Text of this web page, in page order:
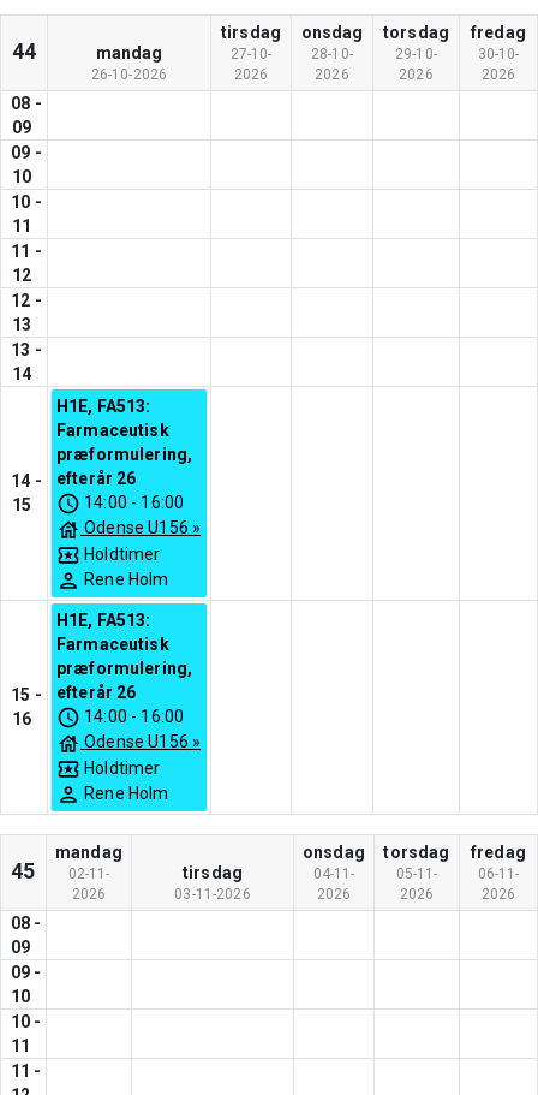
44 mandag
26-10-2026
tirsdag
27-10-
2026
onsdag
28-10-
2026
torsdag
29-10-
2026
fredag
30-10-
2026
08 -
09
09 -
10
10 -
11
11 -
12
12 -
13
13 -
14
14 -
15
H1E, FA513:
Farmaceutisk
præformulering,
efterår 26
14:00 - 16:00
Odense U156 »
Holdtimer
Rene Holm
15 -
16
H1E, FA513:
Farmaceutisk
præformulering,
efterår 26
14:00 - 16:00
Odense U156 »
Holdtimer
Rene Holm
45
mandag
02-11-
2026
tirsdag
03-11-2026
onsdag
04-11-
2026
torsdag
05-11-
2026
fredag
06-11-
2026
08 -
09
09 -
10
10 -
11
11 -